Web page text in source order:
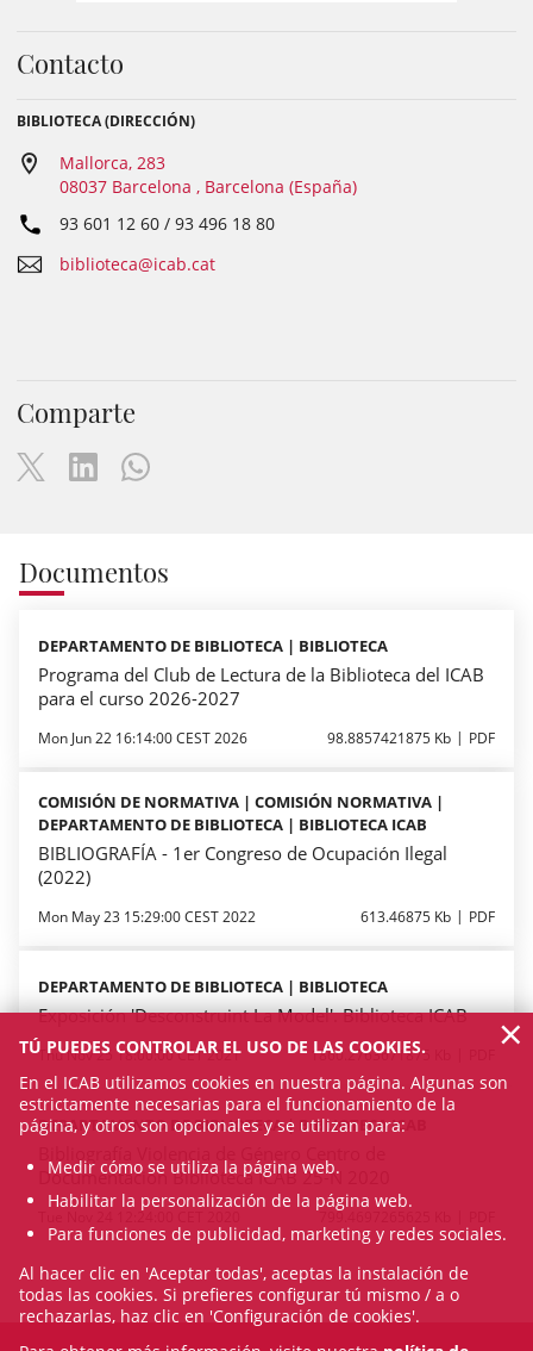
Contacto
BIBLIOTECA (DIRECCIÓN)
Mallorca, 283
08037 Barcelona , Barcelona (España)
93 601 12 60 / 93 496 18 80
biblioteca@icab.cat
Comparte
Documentos
DEPARTAMENTO DE BIBLIOTECA | BIBLIOTECA
Programa del Club de Lectura de la Biblioteca del ICAB
para el curso 2026-2027
Mon Jun 22 16:14:00 CEST 2026 98.8857421875 Kb PDF
COMISIÓN DE NORMATIVA | COMISIÓN NORMATIVA |
DEPARTAMENTO DE BIBLIOTECA | BIBLIOTECA ICAB
BIBLIOGRAFÍA - 1er Congreso de Ocupación Ilegal
(2022)
Mon May 23 15:29:00 CEST 2022 613.46875 Kb PDF
DEPARTAMENTO DE BIBLIOTECA | BIBLIOTECA
Exposición 'Desconstruint La Model'. Biblioteca ICAB
Thu Nov 25 18:00:00 CET 2021 1860.2763671875 Kb
DEPARTAMENTO DE BIBLIOTECA | BIBLIOTECA ICAB
Documentación Biblioteca ICAB 25-N 2020
Tue Nov 24 12:24:00 CET 2020 799.4697265625 Kb
TÚ PUEDES CONTROLAR EL USO DE LAS COOKIES.
En el ICAB utilizamos cookies en nuestra página. Algunas son
estrictamente necesarias para el funcionamiento de la
página, y otros son opcionales y se utilizan para:
Medir cómo se utiliza la página web.
Habilitar la personalización de la página web.
Para funciones de publicidad, marketing y redes sociales.
Al hacer clic en 'Aceptar todas', aceptas la instalación de
todas las cookies. Si prefieres configurar tú mismo / a o
rechazarlas, haz clic en 'Configuración de cookies'.
×